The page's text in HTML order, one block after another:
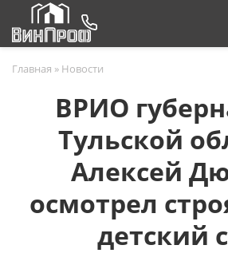
Главная » Новости
ВРИО
Тульской
Алексей
осмотрел
детский